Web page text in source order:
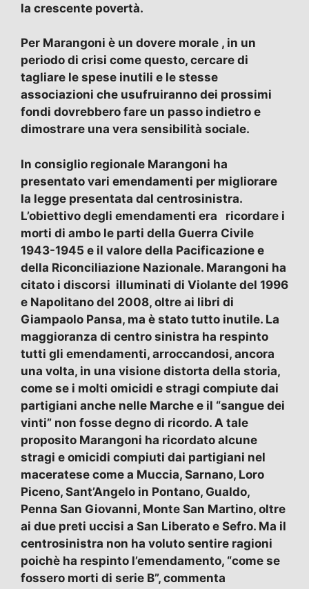
la crescente povertà.
Per Marangoni è un dovere morale , in un
periodo di crisi come questo, cercare di
tagliare le spese inutili e le stesse
associazioni che usufruiranno dei prossimi
fondi dovrebbero fare un passo indietro e
dimostrare una vera sensibilità sociale.
In consiglio regionale Marangoni ha
presentato vari emendamenti per migliorare
la legge presentata dal centrosinistra.
L’obiettivo degli emendamenti era ricordare i
morti di ambo le parti della Guerra Civile
1943-1945 e il valore della Pacificazione e
della Riconciliazione Nazionale. Marangoni ha
citato i discorsi illuminati di Violante del 1996
e Napolitano del 2008, oltre ai libri di
Giampaolo Pansa, ma è stato tutto inutile. La
maggioranza di centro sinistra ha respinto
tutti gli emendamenti, arroccandosi, ancora
una volta, in una visione distorta della storia,
come se i molti omicidi e stragi compiute dai
partigiani anche nelle Marche e il “sangue dei
vinti” non fosse degno di ricordo. A tale
proposito Marangoni ha ricordato alcune
stragi e omicidi compiuti dai partigiani nel
maceratese come a Muccia, Sarnano, Loro
Piceno, Sant’Angelo in Pontano, Gualdo,
Penna San Giovanni, Monte San Martino, oltre
ai due preti uccisi a San Liberato e Sefro. Ma il
centrosinistra non ha voluto sentire ragioni
poichè ha respinto l’emendamento, “come se
fossero morti di serie B”, commenta